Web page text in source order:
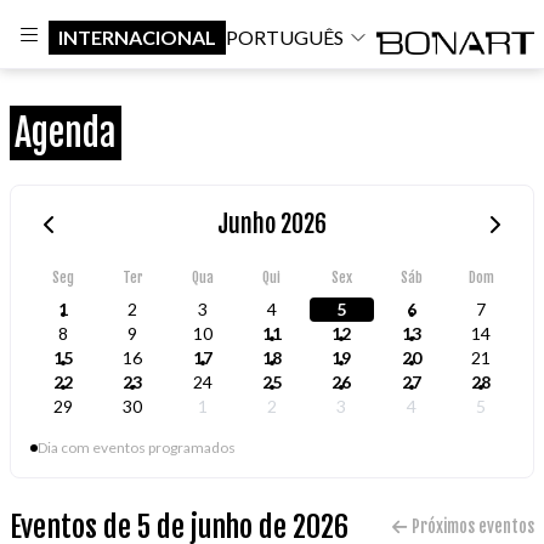
INTERNACIONAL PORTUGUÊS
Agenda
Junho 2026
Seg Ter Qua Qui Sex Sáb Dom
1 2 3 4 5 6
7
8
9 10 11 12 13
14
15
16 17 18 19 20
21
22
23 24 25 26 27
28
29
30 1 2 3 4 5
Dia com eventos programados
Eventos de 5 de junho de 2026 Próximos eventos